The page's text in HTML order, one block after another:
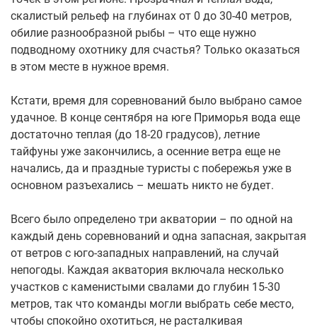
скалистый рельеф на глубинах от 0 до 30-40 метров,
обилие разнообразной рыбы – что еще нужно
подводному охотнику для счастья? Только оказаться
в этом месте в нужное время.
Кстати, время для соревнований было выбрано самое
удачное. В конце сентября на юге Приморья вода еще
достаточно теплая (до 18-20 градусов), летние
тайфуны уже закончились, а осенние ветра еще не
начались, да и праздные туристы с побережья уже в
основном разъехались – мешать никто не будет.
Всего было определено три акватории – по одной на
каждый день соревнований и одна запасная, закрытая
от ветров с юго-западных направлений, на случай
непогоды. Каждая акватория включала несколько
участков с каменистыми свалами до глубин 15-30
метров, так что команды могли выбрать себе место,
чтобы спокойно охотиться, не расталкивая